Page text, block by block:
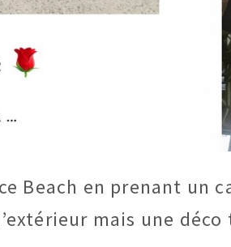
Beach en prenant un
mais une